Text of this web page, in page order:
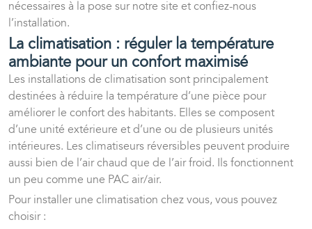
nécessaires à la pose sur notre site et confiez-nous
l’installation.
La climatisation : réguler la température
ambiante pour un confort maximisé
Les installations de climatisation sont principalement
destinées à réduire la température d’une pièce pour
améliorer le confort des habitants. Elles se composent
d’une unité extérieure et d’une ou de plusieurs unités
intérieures. Les climatiseurs réversibles peuvent produire
aussi bien de l’air chaud que de l’air froid. Ils fonctionnent
un peu comme une PAC air/air.
Pour installer une climatisation chez vous, vous pouvez
choisir :